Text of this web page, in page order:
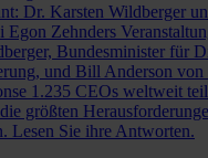
Dr. Karsten Wildberger
Egon Zehnders
Bundesminister für
und Bill Anderson von
1.235 CEOs weltweit
größten
Lesen Sie ihre Antworten.